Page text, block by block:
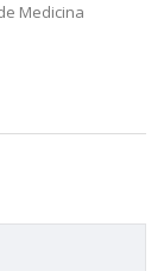
Medicina